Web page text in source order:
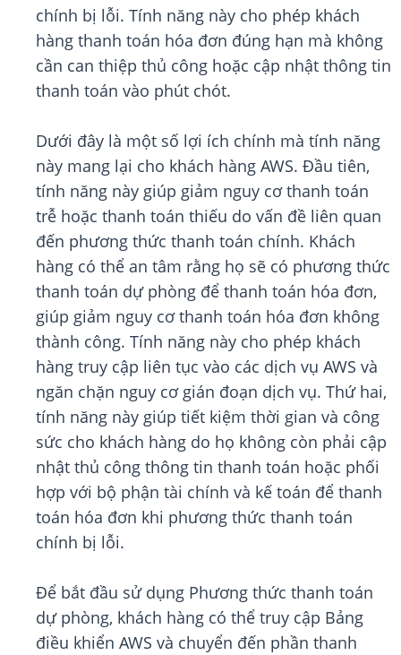
chính bị lỗi. Tính năng này cho phép khách
hàng thanh toán hóa đơn đúng hạn mà không
cần can thiệp thủ công hoặc cập nhật thông tin
thanh toán vào phút chót.
Dưới đây là một số lợi ích chính mà tính năng
này mang lại cho khách hàng AWS. Đầu tiên,
tính năng này giúp giảm nguy cơ thanh toán
trễ hoặc thanh toán thiếu do vấn đề liên quan
đến phương thức thanh toán chính. Khách
hàng có thể an tâm rằng họ sẽ có phương thức
thanh toán dự phòng để thanh toán hóa đơn,
giúp giảm nguy cơ thanh toán hóa đơn không
thành công. Tính năng này cho phép khách
hàng truy cập liên tục vào các dịch vụ AWS và
ngăn chặn nguy cơ gián đoạn dịch vụ. Thứ hai,
tính năng này giúp tiết kiệm thời gian và công
sức cho khách hàng do họ không còn phải cập
nhật thủ công thông tin thanh toán hoặc phối
hợp với bộ phận tài chính và kế toán để thanh
toán hóa đơn khi phương thức thanh toán
chính bị lỗi.
Để bắt đầu sử dụng Phương thức thanh toán
dự phòng, khách hàng có thể truy cập Bảng
điều khiển AWS và chuyển đến phần thanh